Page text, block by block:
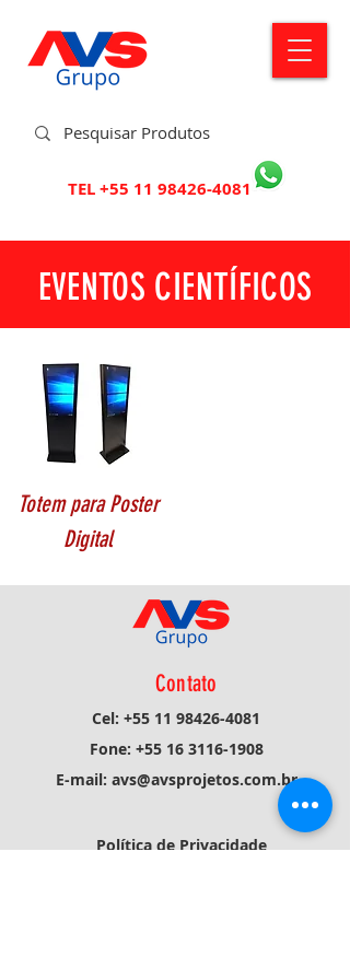
TEL+55 11 98426-4081
EVENTOS CIENTÍFICOS
Totem para Poster
Digital
Contato
Cel: +55 11 98426-4081
Fone: +55 16 3116-1908
E-mail: avs@avsprojetos.com.br
Política de Privacidade